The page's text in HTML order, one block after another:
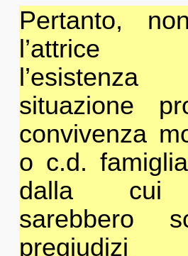
Pertanto,
l’attrice
situazione
convivenza
o c.d.
dalla cui
sarebbero